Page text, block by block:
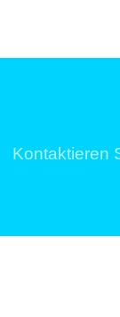
Kontaktieren